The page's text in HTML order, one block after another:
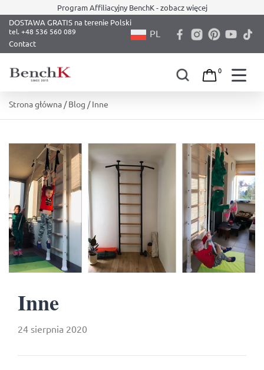
content
Program Affiliacyjny BenchK - zobacz więcej
DOSTAWA GRATIS na terenie Polski
Contact
PL
0
Strona główna /Blog / Inne
Inne
24 sierpnia 2020